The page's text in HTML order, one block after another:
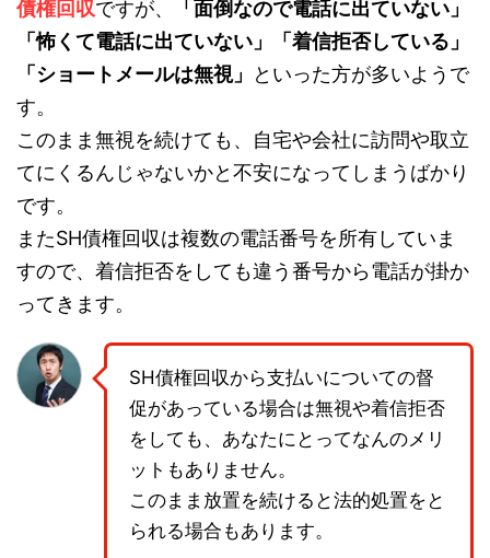
債権回収ですが、
「面倒なので電話に出ていない」
「怖くて電話に出ていない」「着信拒否している」
「ショートメールは無視」
といった方が多いようで
す。
このまま無視を続けても、自宅や会社に訪問や取立
てにくるんじゃないかと不安になってしまうばかり
です。
またSH債権回収は複数の電話番号を所有していま
すので、着信拒否をしても違う番号から電話が掛か
ってきます。
SH債権回収から支払いについての督
促があっている場合は無視や着信拒否
をしても、あなたにとってなんのメリ
ットもありません。
このまま放置を続けると法的処置をと
られる場合もあります。